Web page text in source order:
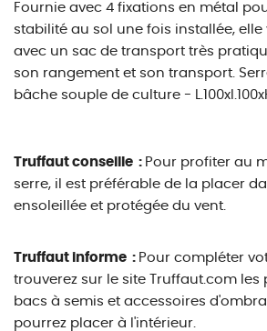
Fournie avec 4 fixations en métal
stabilité au sol une fois installée, elle
avec un sac de transport très
son rangement et son transport.
bâche souple de culture -
Truffaut conseille : Pour profiter au
serre, il est préférable de la placer
ensoleillée et protégée du vent.
Truffaut informe : Pour compléter
trouverez sur le site Truffaut.com les
bacs à semis et accessoires
pourrez placer à l'intérieur.